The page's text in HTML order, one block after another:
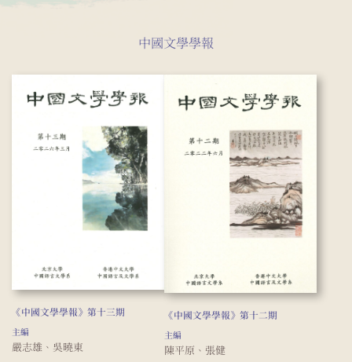
中國文學學報
《中國文學學報》第十三期
主編
嚴志雄、吳曉東
《中國文學學報》第十二期
主編
陳平原、張健